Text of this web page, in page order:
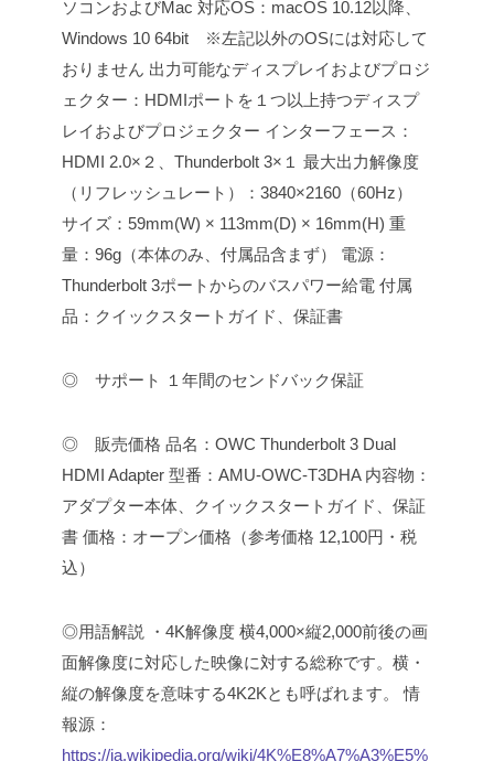
ソコンおよびMac 対応OS：macOS 10.12以降、
Windows 10 64bit ※左記以外のOSには対応して
おりません 出力可能なディスプレイおよびプロジ
ェクター：HDMIポートを１つ以上持つディスプ
レイおよびプロジェクター インターフェース：
HDMI 2.0×２、Thunderbolt 3×１ 最大出力解像度
（リフレッシュレート）：3840×2160（60Hz）
サイズ：59mm(W) × 113mm(D) × 16mm(H) 重
量：96g（本体のみ、付属品含まず）
電源：
Thunderbolt 3ポートからのバスパワー給電 付属
品：クイックスタートガイド、保証書
◎ サポート １年間のセンドバック保証
◎ 販売価格 品名：OWC Thunderbolt 3 Dual
HDMI Adapter 型番：AMU-OWC-T3DHA内容物：
アダプター本体、クイックスタートガイド、保証
書 価格：オープン価格（参考価格 12,100円・税
込）
◎用語解説 ・4K解像度 横4,000×縦2,000前後の画
面解像度に対応した映像に対する総称です。横・
縦の解像度を意味する4K2Kとも呼ばれます。
情
報源：
https://ja.wikipedia.org/wiki/4K%E8%A7%A3%E5%